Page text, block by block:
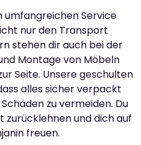
umfangreichen Service
nur den Transport
stehen dir auch bei der
Montage von Möbeln
Seite. Unsere geschulten
alles sicher verpackt
zu vermeiden. Du
und dich auf
freuen.